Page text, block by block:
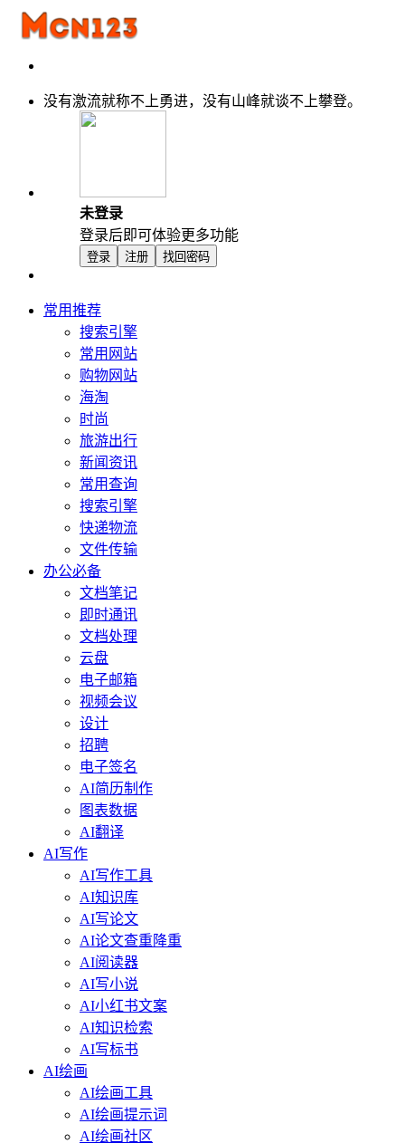
没有激流就称不上勇进，没有山峰就谈不上攀登。
未登录
登录后即可体验更多功能
登录 注册 找回密码
常用推荐
搜索引擎
常用网站
购物网站
海淘
时尚
旅游出行
新闻资讯
常用查询
搜索引擎
快递物流
文件传输
办公必备
文档笔记
即时通讯
文档处理
云盘
电子邮箱
视频会议
设计
招聘
电子签名
AI简历制作
图表数据
AI翻译
AI写作
AI写作工具
AI知识库
AI写论文
AI论文查重降重
AI阅读器
AI写小说
AI小红书文案
AI知识检索
AI写标书
AI绘画
AI绘画工具
AI绘画提示词
AI绘画社区